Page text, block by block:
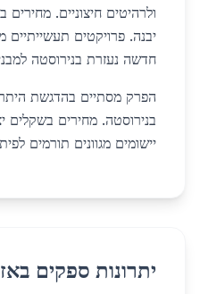
ולרהיטים חיצוניים. מחירים
יבנה. פרויקטים תעשייתיים
חדשה נעזרת בנירוסטה
הפרק מסתיים בהדגשת
יישומים מגוונים תורמים
יתרונות ספקים